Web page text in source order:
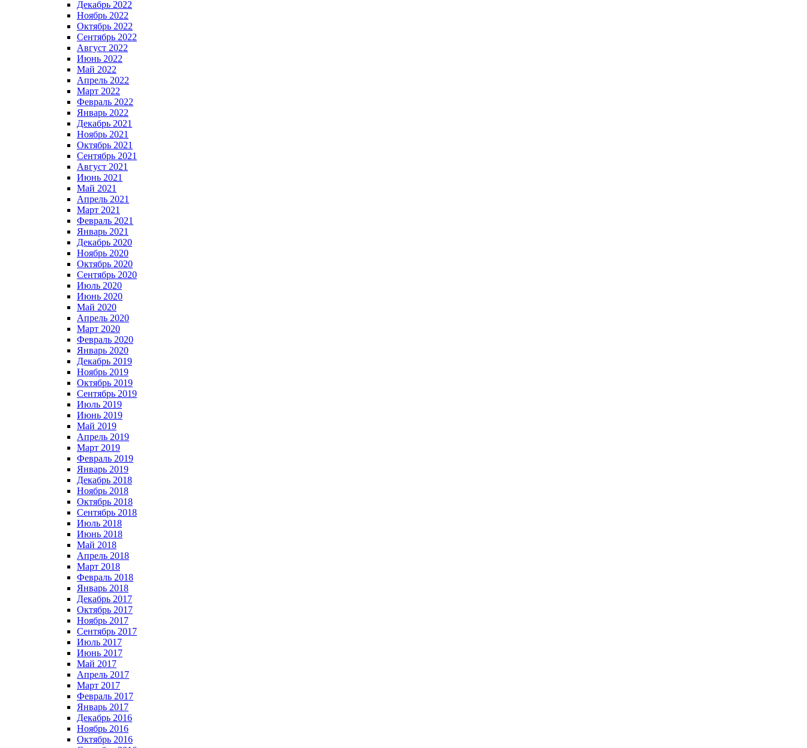
Декабрь 2022
Ноябрь 2022
Октябрь 2022
Сентябрь 2022
Август 2022
Июнь 2022
Май 2022
Апрель 2022
Март 2022
Февраль 2022
Январь 2022
Декабрь 2021
Ноябрь 2021
Октябрь 2021
Сентябрь 2021
Август 2021
Июнь 2021
Май 2021
Апрель 2021
Март 2021
Февраль 2021
Январь 2021
Декабрь 2020
Ноябрь 2020
Октябрь 2020
Сентябрь 2020
Июль 2020
Июнь 2020
Май 2020
Апрель 2020
Март 2020
Февраль 2020
Январь 2020
Декабрь 2019
Ноябрь 2019
Октябрь 2019
Сентябрь 2019
Июль 2019
Июнь 2019
Май 2019
Апрель 2019
Март 2019
Февраль 2019
Январь 2019
Декабрь 2018
Ноябрь 2018
Октябрь 2018
Сентябрь 2018
Июль 2018
Июнь 2018
Май 2018
Апрель 2018
Март 2018
Февраль 2018
Январь 2018
Декабрь 2017
Октябрь 2017
Ноябрь 2017
Сентябрь 2017
Июль 2017
Июнь 2017
Май 2017
Апрель 2017
Март 2017
Февраль 2017
Январь 2017
Декабрь 2016
Ноябрь 2016
Октябрь 2016